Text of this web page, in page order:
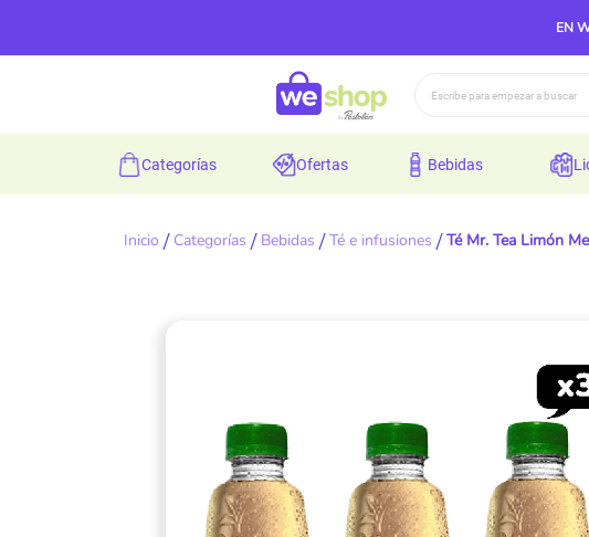
EN
categorías ofertas bebidas
Inicio Categorías Bebidas Té e infusiones Té Mr. Tea Limón